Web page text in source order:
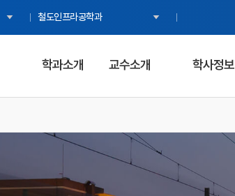
철도인프라공학과
학과소개 교수소개 학사정보